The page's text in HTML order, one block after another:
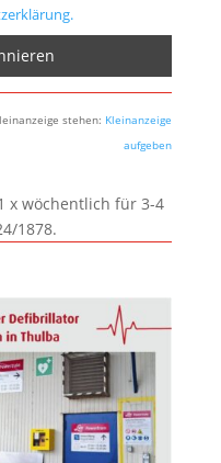
stehen: Kleinanzeige
aufgeben
x wöchentlich für 3-4
1878.